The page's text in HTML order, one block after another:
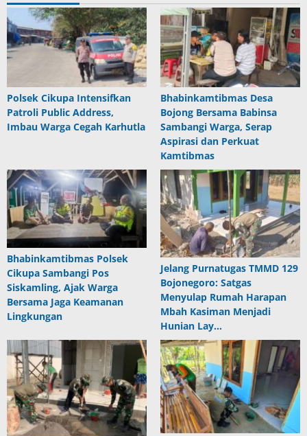
Polsek Cikupa Intensifkan
Patroli Public Address,
Imbau Warga Cegah Karhutla
Bhabinkamtibmas Desa
Bojong Bersama Babinsa
Sambangi Warga, Serap
Aspirasi dan Perkuat
Kamtibmas
Bhabinkamtibmas Polsek
Cikupa Sambangi Pos
Siskamling, Ajak Warga
Bersama Jaga Keamanan
Lingkungan
Jelang Purnatugas TMMD 129
Bojonegoro: Satgas
Menyulap Rumah Harapan
Mbah Kasiman Menjadi
Hunian Lay…